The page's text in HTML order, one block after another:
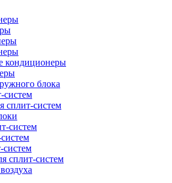
кондиционеры
блока
систем
сплит-систем
систем
систем
сплит-систем